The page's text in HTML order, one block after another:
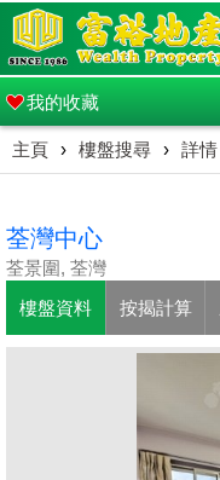
我的收藏
主頁 › 樓盤搜尋 › 詳情
荃灣中心
荃景圍, 荃灣
樓盤資料 按揭計算